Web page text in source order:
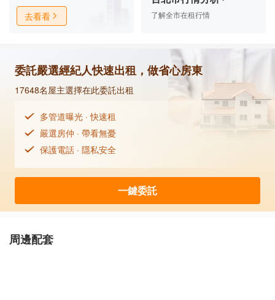
大雙人床、新37吋液晶大電視、全新高級胡桃木
電腦桌+書架、高級電腦椅，全新胡桃木衣櫥，
每天生活在高級舒適的環境裡。
**** 房租含：水費, 第四台，120m WiFi網路，飲
水機。
不會造成居住環境髒亂。
數量不能太多, 陪伴為原則。
附近有便利商店、傳統市場、百貨公司、公園綠
地、學校、醫療機構。
去看看 了解全市在租行情
委託嚴選經紀人快速出租，做省心房東
17648名屋主選擇在此委託出租
多管道曝光 · 快速租
嚴選房仲 · 帶看無憂
保護電話 · 隱私安全
一鍵委託
周邊配套